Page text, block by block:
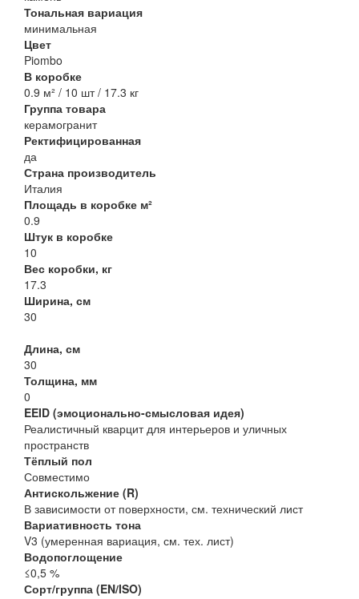
Тональная вариация
минимальная
Цвет
Piombo
В коробке
0.9 м² / 10 шт / 17.3 кг
Группа товара
керамогранит
Ректифицированная
да
Страна производитель
Италия
Площадь в коробке м²
0.9
Штук в коробке
10
Вес коробки, кг
17.3
Ширина, см
30
Длина, см
30
Толщина, мм
0
EEID (эмоционально-смысловая идея)
Реалистичный кварцит для интерьеров и уличных
пространств
Тёплый пол
Совместимо
Антискольжение (R)
В зависимости от поверхности, см. технический лист
Вариативность тона
V3 (умеренная вариация, см. тех. лист)
Водопоглощение
≤0,5 %
Сорт/группа (EN/ISO)